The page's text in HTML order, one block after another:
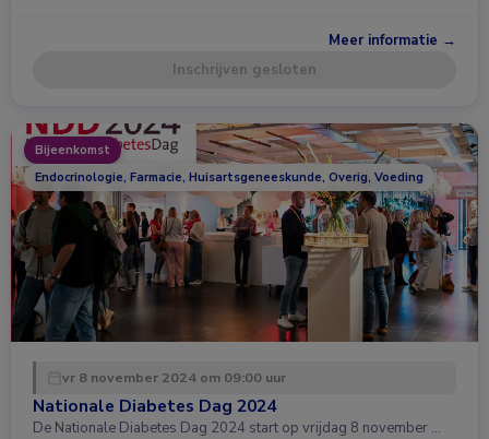
Meer informatie →
Inschrijven gesloten
Bijeenkomst
Endocrinologie, Farmacie, Huisartsgeneeskunde, Overig, Voeding
vr 8 november 2024 om 09:00 uur
Nationale Diabetes Dag 2024
De Nationale Diabetes Dag 2024 start op vrijdag 8 november …